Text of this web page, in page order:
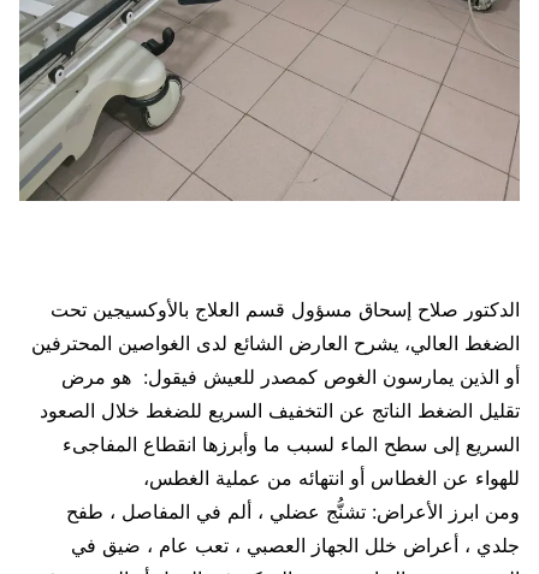
الدكتور صلاح إسحاق مسؤول قسم العلاج بالأوكسيجين تحت
الضغط العالي، يشرح العارض الشائع لدى الغواصين المحترفين
أو الذين يمارسون الغوص كمصدر للعيش فيقول: هو مرض
تقليل الضغط الناتج عن التخفيف السريع للضغط خلال الصعود
السريع إلى سطح الماء لسبب ما وأبرزها انقطاع المفاجىء
للهواء عن الغطاس أو انتهائه من عملية الغطس،
ومن ابرز الأعراض: تشنُّج عضلي ، ألم في المفاصل ، طفح
جلدي ، أعراض خلل الجهاز العصبي ، تعب عام ، ضيق في